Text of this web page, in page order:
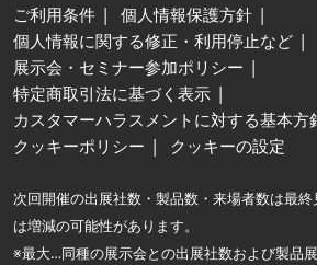
ご利用条件
個人情報保護方針
個人情報に関する修正・利用停止など
展示会・セミナー参加ポリシー
特定商取引法に基づく表示
カスタマーハラスメントに対する基本方
クッキーポリシー
クッキーの設定
次回開催の出展社数・製品数・来場者数は最
は増減の可能性があります。
※最大…同種の展示会との出展社数および製品展